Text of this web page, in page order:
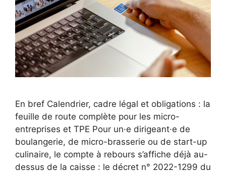
En bref Calendrier, cadre légal et obligations : la
feuille de route complète pour les micro-
entreprises et TPE Pour un·e dirigeant·e de
boulangerie, de micro-brasserie ou de start-up
culinaire, le compte à rebours s’affiche déjà au-
dessus de la caisse : le décret n° 2022-1299 du